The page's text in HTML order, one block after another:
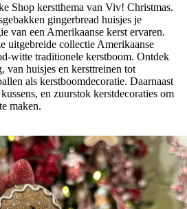
Shop kerstthema van Viv! Christmas.
gingerbread huisjes je
van een Amerikaanse kerst ervaren.
uitgebreide collectie Amerikaanse
witte traditionele kerstboom. Ontdek
van huisjes en kersttreinen tot
als kerstboomdecoratie. Daarnaast
en zuurstok kerstdecoraties om
maken.